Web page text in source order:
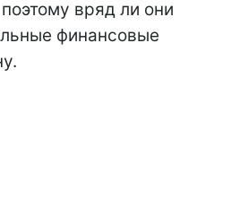
вряд ли они
финансовые